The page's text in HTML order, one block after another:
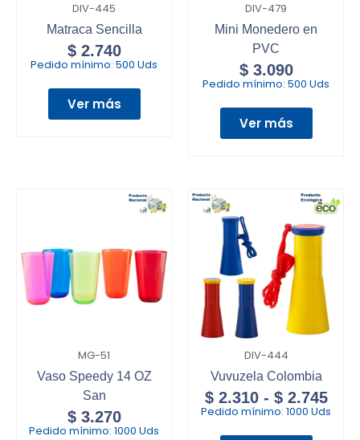
DIV-445
Matraca Sencilla
$2.740
Pedido mínimo: 500 Uds
Ver más
DIV-479
Mini Monedero en
PVC
$3.090
Pedido mínimo: 500 Uds
Ver más
MG-51
Vaso Speedy 14 OZ
San
$3.270
Pedido mínimo: 1000 Uds
DIV-444
Vuvuzela Colombia
$2.310 - $2.745
Pedido mínimo: 1000 Uds